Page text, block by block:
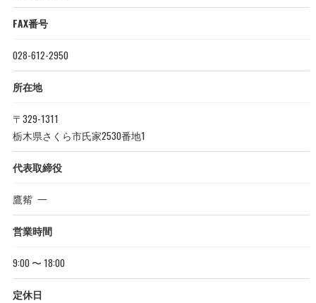
FAX番号
028-612-2950
所在地
〒329-1311
栃木県さくら市氏家2530番地1
代表取締役
鷹觜 一
営業時間
9:00 〜 18:00
定休日